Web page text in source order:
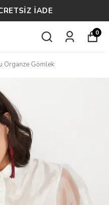
İADE
0
Organze Gömlek